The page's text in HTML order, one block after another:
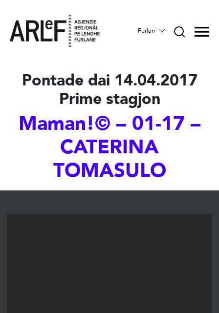
Furlan
Pontade dai 14.04.2017
Prime stagjon
Maman!© – 01-17 –
CATERINA
TOMASULO